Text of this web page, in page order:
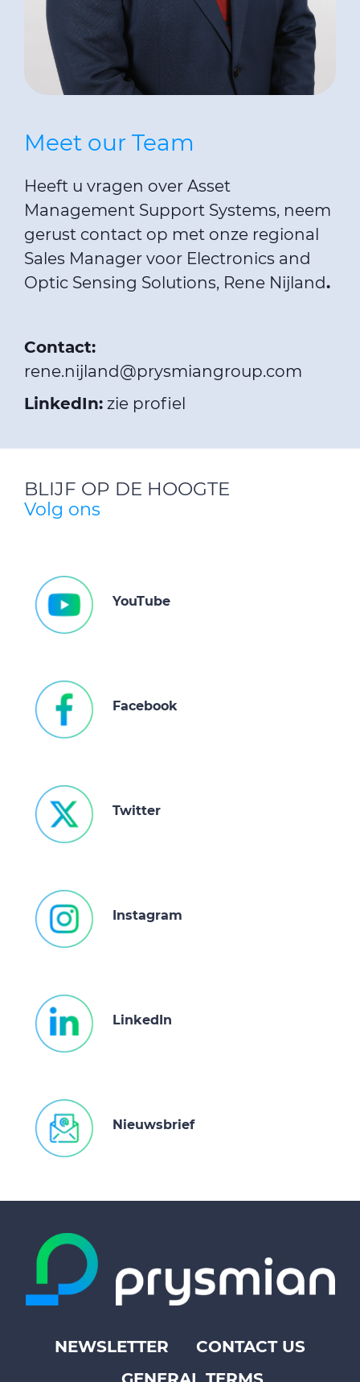
Meet our Team
Heeft u vragen over Asset
Management Support Systems, neem
gerust contact op met onze regional
Sales Manager voor Electronics and
Optic Sensing Solutions, Rene Nijland.
Contact:
rene.nijland@prysmiangroup.com
LinkedIn: zie profiel
BLIJF OP DE HOOGTE
Volg ons
YouTube
Facebook
Twitter
Instagram
LinkedIn
Nieuwsbrief
Footer
NEWSLETTER
CONTACT US